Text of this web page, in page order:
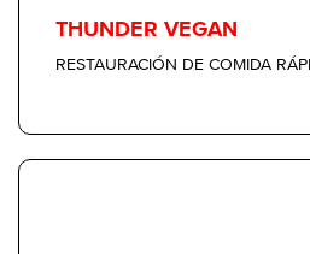
THUNDER VEGAN
RESTAURACIÓN DE COMIDA